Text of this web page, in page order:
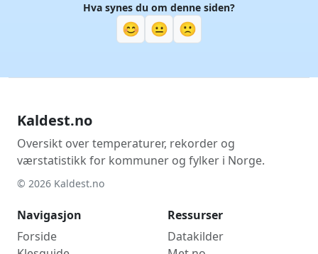
Hva synes du om denne siden?
😊 😐 🙁
Kaldest.no
Oversikt over temperaturer, rekorder og
værstatistikk for kommuner og fylker i Norge.
© 2026 Kaldest.no
Navigasjon
Forside
Ressurser
Datakilder